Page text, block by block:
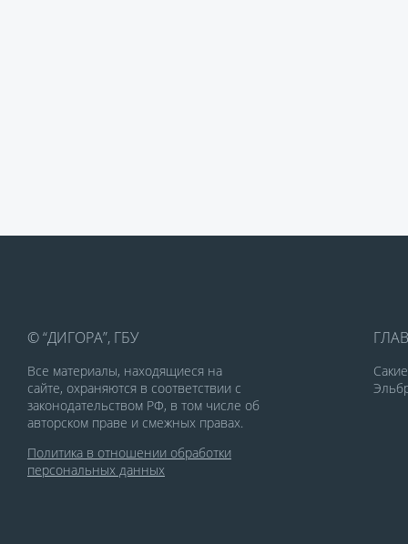
© “ДИГОРА”, ГБУ
Все материалы, находящиеся на
сайте, охраняются в соответствии с
законодательством РФ, в том числе об
авторском праве и смежных правах.
Политика в отношении обработки
персональных данных